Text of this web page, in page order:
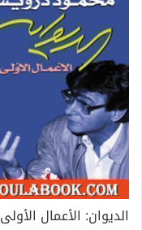
الديوان: الأعمال الأولى 1